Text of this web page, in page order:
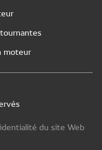
moteur
du site Web